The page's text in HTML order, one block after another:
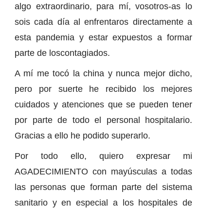
algo extraordinario, para mí, vosotros-as lo
sois cada día al enfrentaros directamente a
esta pandemia y estar expuestos a formar
parte de loscontagiados.
A mí me tocó la china y nunca mejor dicho,
pero por suerte he recibido los mejores
cuidados y atenciones que se pueden tener
por parte de todo el personal hospitalario.
Gracias a ello he podido superarlo.
Por todo ello, quiero expresar mi
AGADECIMIENTO con mayúsculas a todas
las personas que forman parte del sistema
sanitario y en especial a los hospitales de